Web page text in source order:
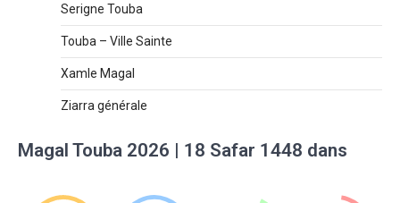
Serigne Touba
Touba – Ville Sainte
Xamle Magal
Ziarra générale
Magal Touba 2026 | 18 Safar 1448 dans